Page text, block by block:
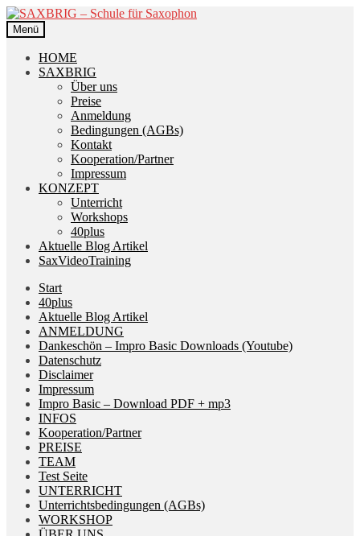
Zur
Navigation
springen
Zum
Inhalt
springen
Menü
HOME
SAXBRIG
Über uns
Preise
Anmeldung
Bedingungen (AGBs)
Kontakt
Kooperation/Partner
Impressum
KONZEPT
Unterricht
Workshops
40plus
Aktuelle Blog Artikel
SaxVideoTraining
Start
40plus
Aktuelle Blog Artikel
ANMELDUNG
Dankeschön – Impro Basic Downloads (Youtube)
Datenschutz
Disclaimer
Impressum
Impro Basic – Download PDF + mp3
INFOS
Kooperation/Partner
PREISE
TEAM
Test Seite
UNTERRICHT
Unterrichtsbedingungen (AGBs)
WORKSHOP